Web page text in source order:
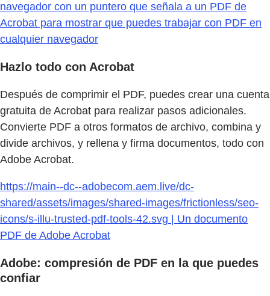
navegador con un puntero que señala a un PDF de
Acrobat para mostrar que puedes trabajar con PDF en
cualquier navegador
Hazlo todo con Acrobat
Después de comprimir el PDF, puedes crear una cuenta
gratuita de Acrobat para realizar pasos adicionales.
Convierte PDF a otros formatos de archivo, combina y
divide archivos, y rellena y firma documentos, todo con
Adobe Acrobat.
https://main--dc--adobecom.aem.live/dc-
shared/assets/images/shared-images/frictionless/seo-
icons/s-illu-trusted-pdf-tools-42.svg | Un documento
PDF de Adobe Acrobat
Adobe: compresión de PDF en la que puedes
confiar